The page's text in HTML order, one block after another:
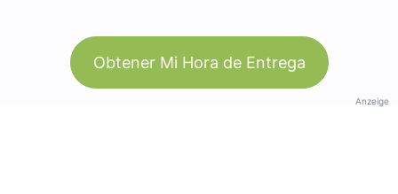
Obtener Mi Hora de Entrega
Anzeige